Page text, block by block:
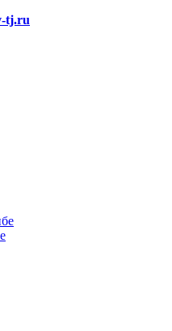
tj.ru